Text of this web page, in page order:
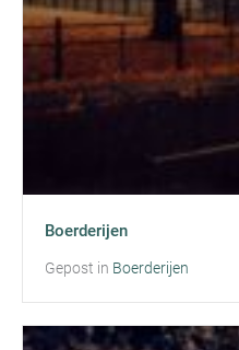
Boerderijen
Gepost in Boerderijen